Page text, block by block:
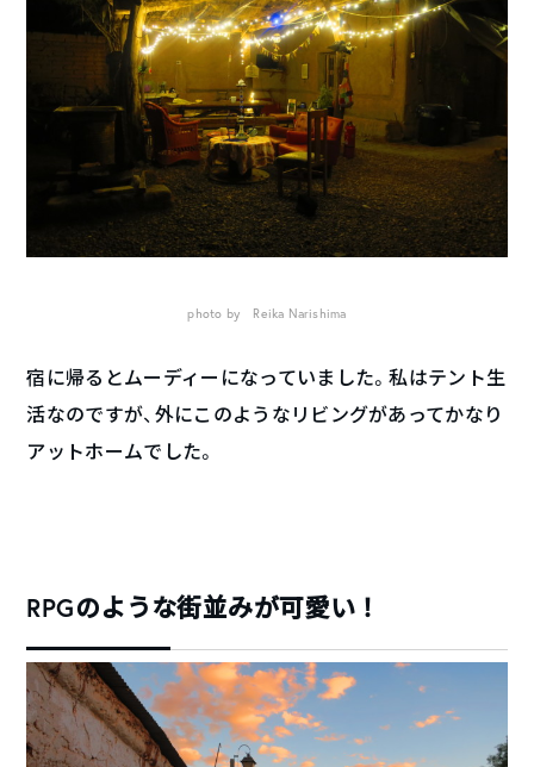
photo by Reika Narishima
宿に帰るとムーディーになっていました。私はテント生
活なのですが、外にこのようなリビングがあってかなり
アットホームでした。
RPGのような街並みが可愛い！